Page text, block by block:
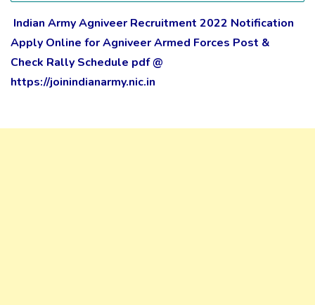
Indian Army Agniveer Recruitment 2022 Notification
Apply Online for Agniveer Armed Forces Post &
Check Rally Schedule pdf @
https://joinindianarmy.nic.in